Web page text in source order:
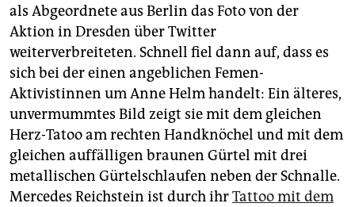
als Abgeordnete aus Berlin das Foto von der
Aktion in Dresden über Twitter
weiterverbreiteten. Schnell fiel dann auf, dass es
sich bei der einen angeblichen Femen-
Aktivistinnen um Anne Helm handelt: Ein älteres,
unvermummtes Bild zeigt sie mit dem gleichen
Herz-Tatoo am rechten Handknöchel und mit dem
gleichen auffälligen braunen Gürtel mit drei
metallischen Gürtelschlaufen neben der Schnalle.
Mercedes Reichstein ist durch ihrTattoo mit dem